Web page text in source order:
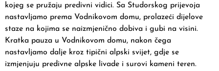
kojeg se pružaju predivni vidici. Sa Studorskog prijevoja
nastavljamo prema Vodnikovom domu, prolazeći dijelove
staze na kojima se naizmjenično dobiva i gubi na visini.
Kratka pauza u Vodnikovom domu, nakon čega
nastavljamo dalje kroz tipični alpski svijet, gdje se
izmjenjuju predivne alpske livade i surovi kameni teren.